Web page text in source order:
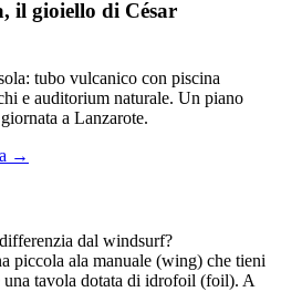
il gioiello di César
tubo vulcanico con piscina
e auditorium naturale. Un piano
a Lanzarote.
→
dal windsurf?
piccola ala manuale (wing) che tieni
una tavola dotata di idrofoil (foil). A